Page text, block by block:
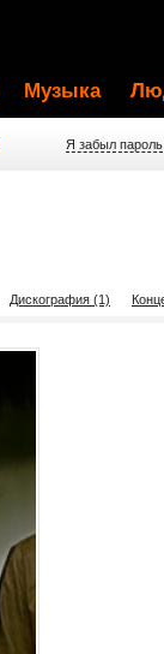
Музыка
Я забыл пароль
Дискография (1)